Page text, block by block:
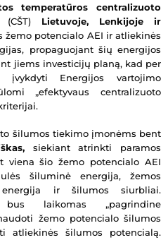
temperatūros centralizuoto
(CŠT) Lietuvoje, Lenkijoje ir
žemo potencialo AEI ir atliekinės
propaguojant šių energijos
jiems investicijų planą, kad per
Energijos vartojimo
„efektyvaus centralizuoto
šilumos tiekimo įmonėms bent
siekiant atrinkti paramos
viena šio žemo potencialo AEI
šiluminė energija, žemos
energija ir šilumos siurbliai.
bus laikomas „pagrindine
žemo potencialo šilumos
atliekinės šilumos potencialą.